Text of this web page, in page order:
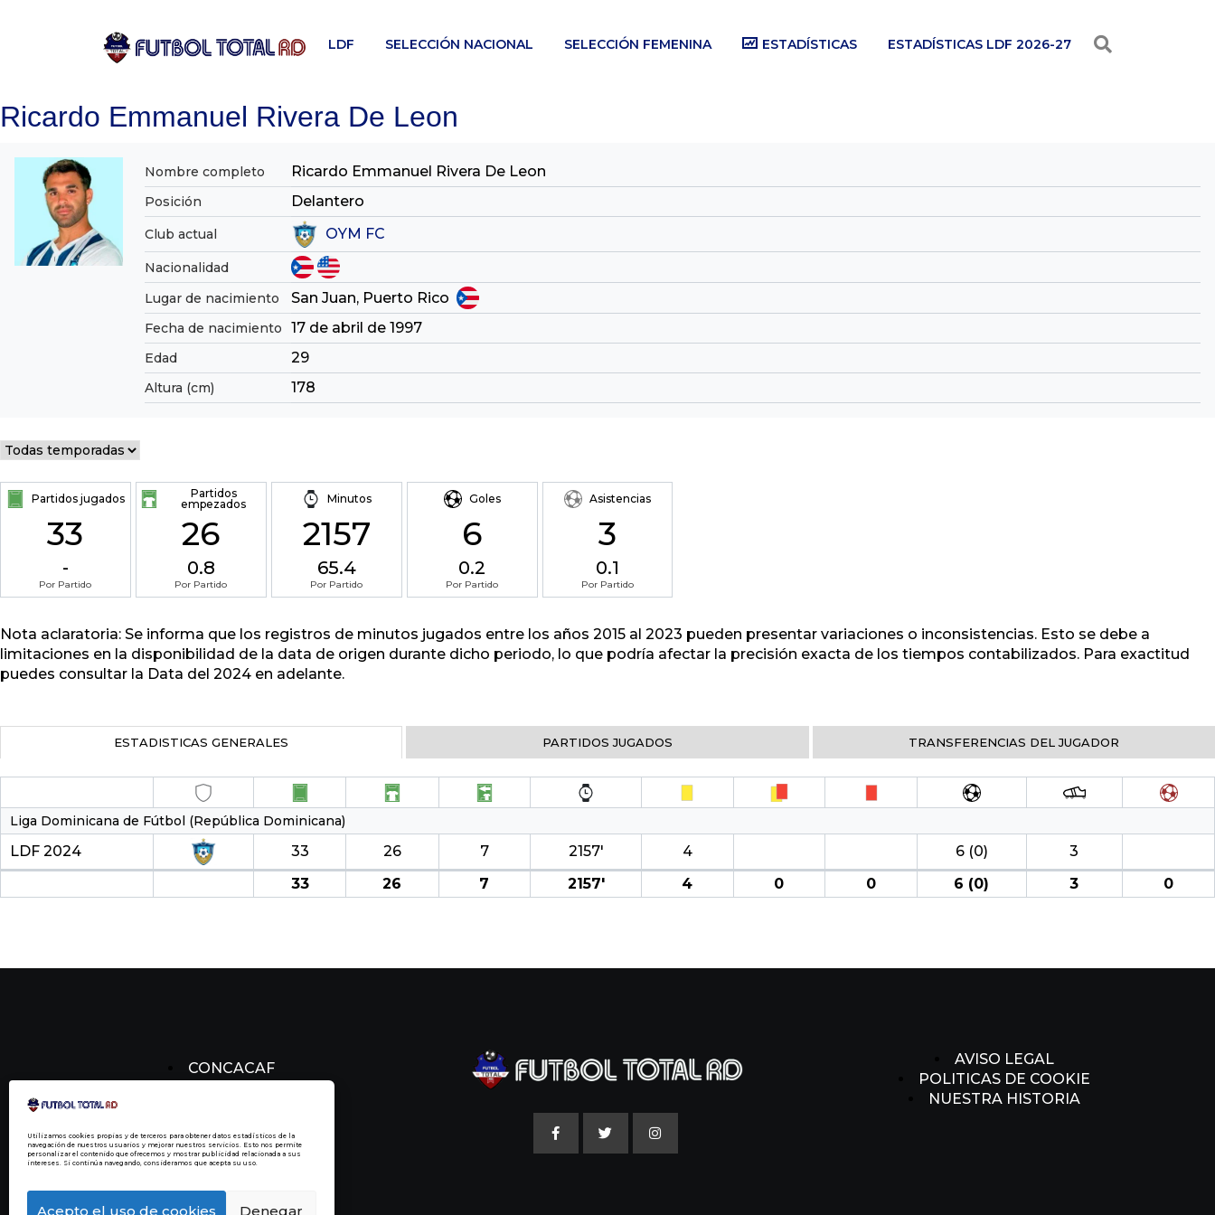
Utilizamos cookies propias y de terceros para obtener datos estadísticos de la
navegación de nuestros usuarios y mejorar nuestros servicios. Esto nos permite
personalizar el contenido que ofrecemos y mostrar publicidad relacionada a sus
intereses. Si continúa navegando, consideramos que acepta su uso.
Acepto el uso de cookies Denegar
LDF SELECCIÓN NACIONAL SELECCIÓN FEMENINA ESTADÍSTICAS ESTADÍSTICAS LDF 2026-27
Ricardo Emmanuel Rivera De Leon
Nombre completo Ricardo Emmanuel Rivera De Leon
Posición Delantero
Club actual OYM FC
Nacionalidad
Lugar de nacimiento
San Juan, Puerto Rico
Fecha de nacimiento 17 de abril de 1997
Edad 29
Altura (cm) 178
Partidos jugados
33
-
Por Partido
Partidos
empezados
26
0.8
Por Partido
Minutos
2157
65.4
Por Partido
Goles
6
0.2
Por Partido
Asistencias
3
0.1
Por Partido
Nota aclaratoria: Se informa que los registros de minutos jugados entre los años 2015 al 2023 pueden presentar variaciones o inconsistencias. Esto se debe a
limitaciones en la disponibilidad de la data de origen durante dicho periodo, lo que podría afectar la precisión exacta de los tiempos contabilizados. Para exactitud
puedes consultar la Data del 2024 en adelante.
ESTADISTICAS GENERALES PARTIDOS JUGADOS TRANSFERENCIAS DEL JUGADOR
Liga Dominicana de Fútbol (República Dominicana)
LDF 2024 33 26 7 2157′ 4 6 (0)
3
33
26 7 2157′ 4 0 0 6 (0) 3 0
CONCACAF
AVISO LEGAL
POLITICAS DE COOKIE
NUESTRA HISTORIA